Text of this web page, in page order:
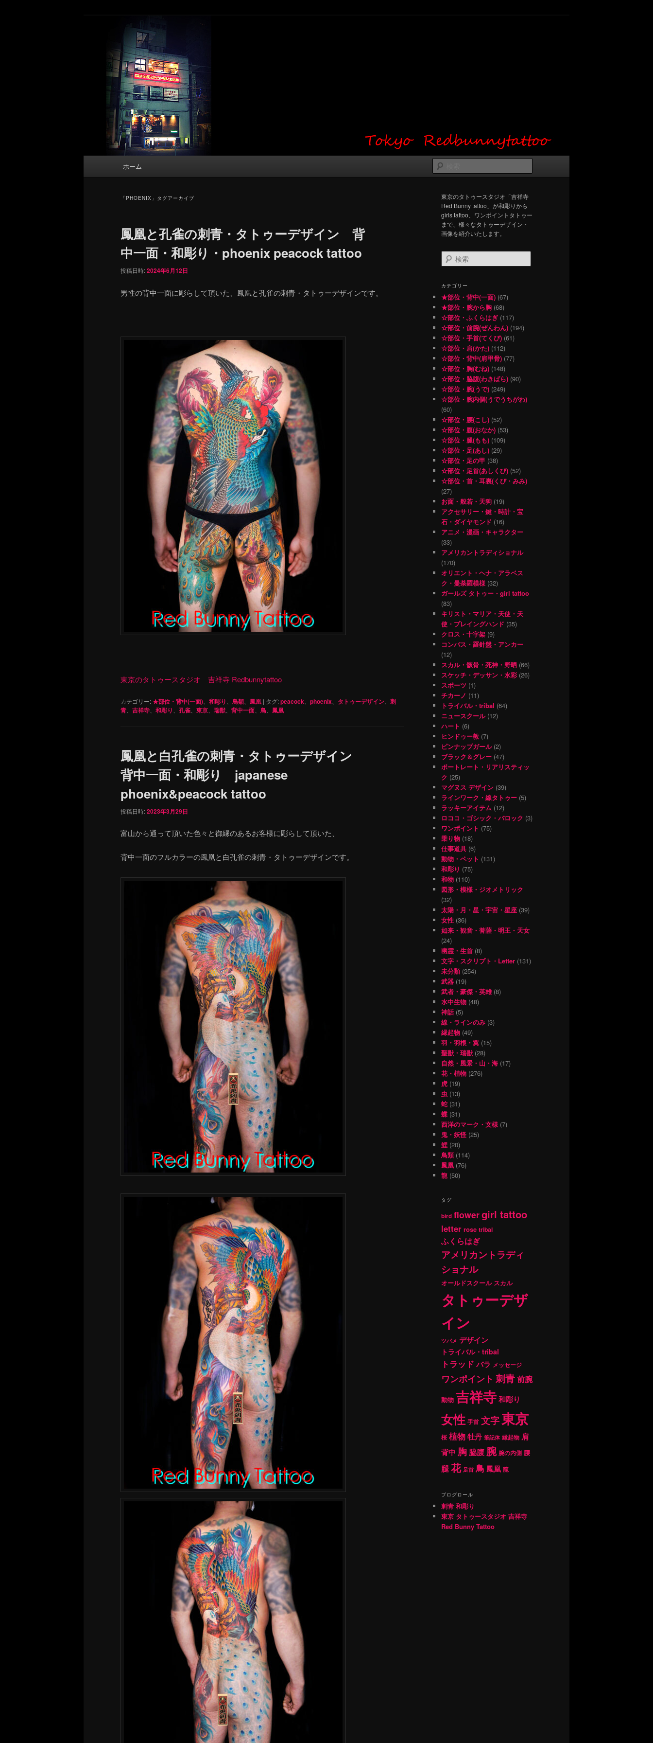
東京 タトゥースタジオ 吉祥寺 Red Bunny
Tattoo タトゥーデザイン・タトゥー画像
タトゥーデザイン・画像の紹介（和彫り・ワンポイント・girl tattoo）
索
ホーム
「 PHOENIX 」タグアーカイブ
鳳凰と孔雀の刺青・タトゥーデザイン 背
中一面・和彫り・phoenix peacock tattoo
投稿日時:2024年6月12日
男性の背中一面に彫らして頂いた、鳳凰と孔雀の刺青・タトゥーデザインです。
東京のタトゥースタジオ 吉祥寺 Redbunnytattoo
カテゴリー:★部位・背中(一面)、 和彫り、 鳥類、 鳳凰 | タグ:peacock、 phoenix、 タトゥーデザイン、 刺
青、 吉祥寺、 和彫り、 孔雀、 東京、 瑞獣、 背中一面、 鳥、 鳳凰
鳳凰と白孔雀の刺青・タトゥーデザイン
背中一面・和彫り japanese
phoenix&peacock tattoo
投稿日時:2023年3月29日
富山から通って頂いた色々と御縁のあるお客様に彫らして頂いた、
背中一面のフルカラーの鳳凰と白孔雀の刺青・タトゥーデザインです。
東京のタトゥースタジオ「吉祥寺
Red Bunny tattoo」が和彫りから
girls tattoo、ワンポイントタトゥー
まで、様々なタトゥーデザイン・
画像を紹介いたします。
検
索
カテゴリー
★部位・背中(一面) (67)
★部位・腕から胸 (68)
☆部位・ふくらはぎ (117)
☆部位・前腕(ぜんわん) (194)
☆部位・手首(てくび) (61)
☆部位・肩(かた) (112)
☆部位・背中(肩甲骨) (77)
☆部位・胸(むね) (148)
☆部位・脇腹(わきばら) (90)
☆部位・腕(うで) (249)
☆部位・腕内側(うでうちがわ)
(60)
☆部位・腰(こし) (52)
☆部位・腹(おなか) (53)
☆部位・腿(もも) (109)
☆部位・足(あし) (29)
☆部位・足の甲 (38)
☆部位・足首(あしくび) (52)
☆部位・首・耳裏(くび・みみ)
(27)
お面・般若・天狗 (19)
アクセサリー・鍵・時計・宝
石・ダイヤモンド (16)
アニメ・漫画・キャラクター
(33)
アメリカントラディショナル
(170)
オリエント・ヘナ・アラベス
ク・曼荼羅模様 (32)
ガールズ タトゥー・girl tattoo
(83)
キリスト・マリア・天使・天
使・プレイングハンド (35)
クロス・十字架 (9)
コンパス・羅針盤・アンカー
(12)
スカル・骸骨・死神・野晒 (66)
スケッチ・デッサン・水彩 (26)
スポーツ (1)
チカーノ (11)
トライバル・tribal (64)
ニュースクール(12)
ハート (6)
ヒンドゥー教 (7)
ピンナップガール(2)
ブラック＆グレー (47)
ポートレート・リアリスティッ
ク (25)
マグヌス デザイン (39)
ラインワーク・線タトゥー (5)
ラッキーアイテム (12)
ロココ・ゴシック・バロック (3)
ワンポイント (75)
乗り物 (18)
仕事道具 (6)
動物・ペット (131)
和彫り (75)
和物 (110)
図形・模様・ジオメトリック
(32)
太陽・月・星・宇宙・星座 (39)
女性 (36)
如来・観音・菩薩・明王・天女
(24)
幽霊・生首 (8)
文字・スクリプト・Letter (131)
未分類(254)
武器 (19)
武者・豪傑・英雄(8)
水中生物 (48)
神話 (5)
線・ラインのみ (3)
縁起物 (49)
羽・羽根・翼 (15)
聖獣・瑞獣 (28)
自然・風景・山・海 (17)
花・植物 (276)
虎 (19)
虫 (13)
蛇 (31)
蝶 (31)
西洋のマーク・文様 (7)
鬼・妖怪 (25)
鯉 (20)
鳥類(114)
鳳凰 (76)
龍 (50)
タグ
bird flowergirl tattoo
letter rose tribal
ふくらはぎ
アメリカントラディ
ショナル
オールドスクール スカル
タトゥーデザ
イン
ツバメ デザイン
トライバル・tribal
トラッド バラ メッセージ
ワンポイント 刺青前腕
動物 吉祥寺和彫り
女性 手首 文字東京
桜 植物牡丹 筆記体 縁起物 肩
背中 胸 脇腹 腕 腕の内側 腰
腿花 足首 鳥 鳳凰 龍
ブログロール
刺青 和彫り
東京 タトゥースタジオ 吉祥寺
Red Bunny Tattoo